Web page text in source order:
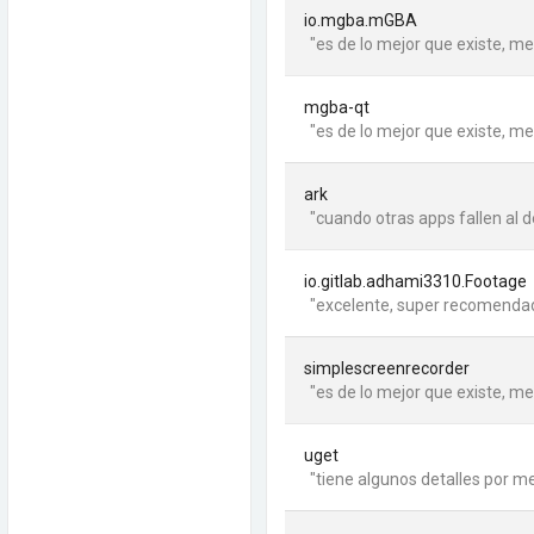
io.mgba.mGBA
"es de lo mejor que existe,
mgba-qt
"es de lo mejor que existe,
ark
"cuando otras apps fallen al
io.gitlab.adhami3310.Footage
"excelente, super
simplescreenrecorder
"es de lo mejor que existe,
uget
"tiene algunos detalles por